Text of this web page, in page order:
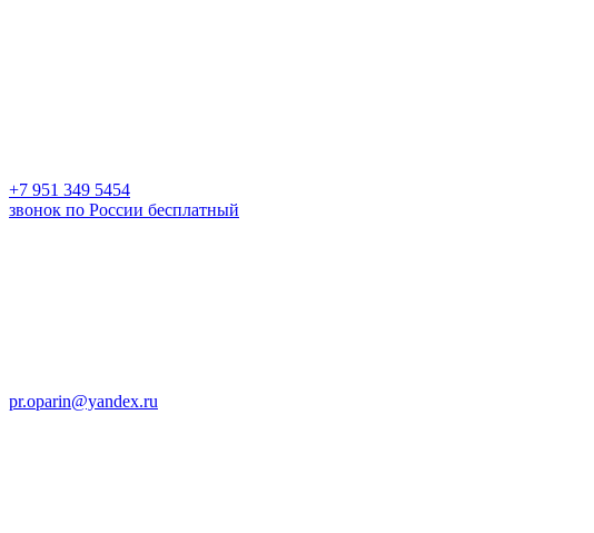
+7 951 349 5454
звонок по России бесплатный
pr.oparin@yandex.ru